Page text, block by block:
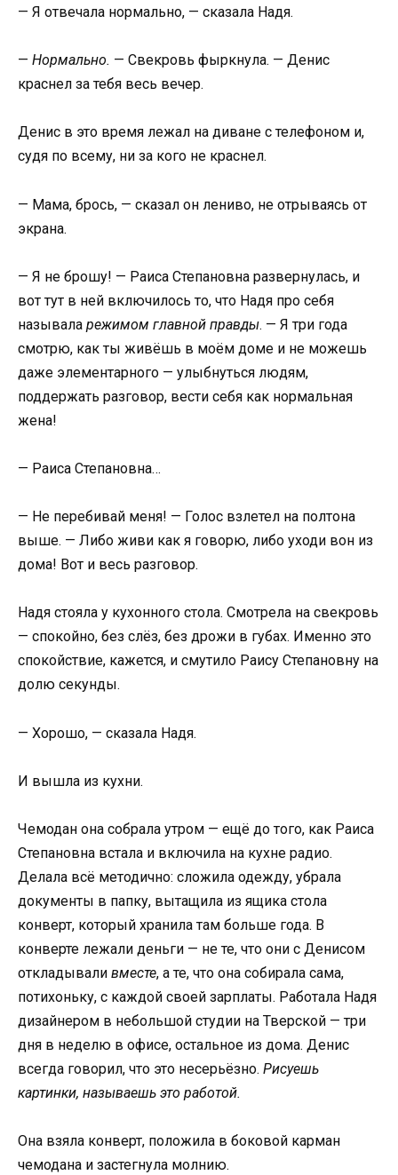
— Я отвечала нормально, — сказала Надя.
— Нормально. — Свекровь фыркнула. — Денис
краснел за тебя весь вечер.
Денис в это время лежал на диване с телефоном и,
судя по всему, ни за кого не краснел.
— Мама, брось, — сказал он лениво, не отрываясь от
экрана.
— Я не брошу! — Раиса Степановна развернулась, и
вот тут в ней включилось то, что Надя про себя
называла режимом главной правды. — Я три года
смотрю, как ты живёшь в моём доме и не можешь
даже элементарного — улыбнуться людям,
поддержать разговор, вести себя как нормальная
жена!
— Раиса Степановна…
— Не перебивай меня! — Голос взлетел на полтона
выше. — Либо живи как я говорю, либо уходи вон из
дома! Вот и весь разговор.
Надя стояла у кухонного стола. Смотрела на свекровь
— спокойно, без слёз, без дрожи в губах. Именно это
спокойствие, кажется, и смутило Раису Степановну на
долю секунды.
— Хорошо, — сказала Надя.
И вышла из кухни.
Чемодан она собрала утром — ещё до того, как Раиса
Степановна встала и включила на кухне радио.
Делала всё методично: сложила одежду, убрала
документы в папку, вытащила из ящика стола
конверт, который хранила там больше года. В
конверте лежали деньги — не те, что они с Денисом
откладывали вместе, а те, что она собирала сама,
потихоньку, с каждой своей зарплаты. Работала Надя
дизайнером в небольшой студии на Тверской — три
дня в неделю в офисе, остальное из дома. Денис
всегда говорил, что это несерьёзно. Рисуешь
картинки, называешь это работой.
Она взяла конверт, положила в боковой карман
чемодана и застегнула молнию.